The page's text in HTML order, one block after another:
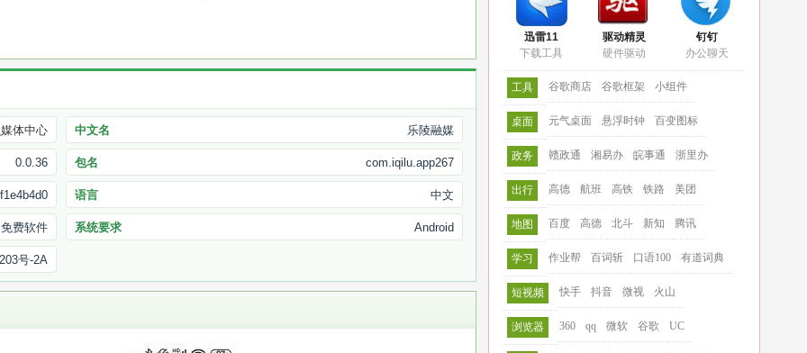
迅雷11
下载工具
驱动精灵
硬件驱动
钉钉
办公聊天
工具 谷歌商店 谷歌框架 小组件
桌面 元气桌面 悬浮时钟 百变图标
政务 赣政通 湘易办 皖事通 浙里办
出行 高德 航班 高铁 铁路 美团
地图 百度 高德 北斗 新知 腾讯
学习 作业帮 百词斩 口语100 有道词典
短视频 快手 抖音 微视 火山
浏览器 360 qq 微软 谷歌 UC
体中心 中文名 乐陵融媒
0.0.36 包名 com.iqilu.app267
语言 中文
免费软件 系统要求 Android
号-2A